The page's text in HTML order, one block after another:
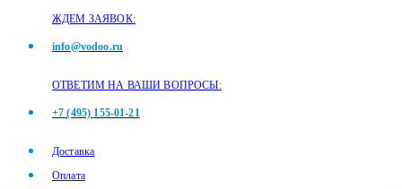
ЖДЕМ ЗАЯВОК:
info@vodoo.ru
ОТВЕТИМ НА ВАШИ ВОПРОСЫ:
+7 (495) 155-01-21
Доставка
Оплата